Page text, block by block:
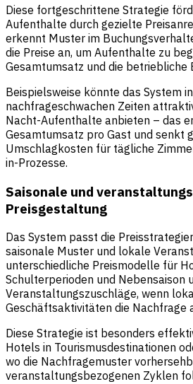
Diese fortgeschrittene Strategie
Aufenthalte durch gezielte
erkennt Muster im
die Preise an, um Aufenthalte zu
Gesamtumsatz und die betriebliche
Beispielsweise könnte das System
nachfrageschwachen Zeiten
Nacht-Aufenthalte anbieten – das
Gesamtumsatz pro Gast und senkt
Umschlagkosten für tägliche
in-Prozesse.
Saisonale und
Preisgestaltung
Das System passt die
saisonale Muster und lokale
unterschiedliche Preismodelle für
Schulterperioden und Nebensaison
Veranstaltungszuschläge, wenn
Geschäftsaktivitäten die Nachfrage
Diese Strategie ist besonders
Hotels in Tourismusdestinationen
wo die Nachfragemuster
veranstaltungsbezogenen Zyklen